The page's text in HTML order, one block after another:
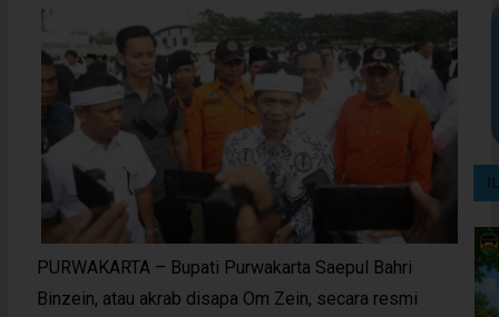
PURWAKARTA – Bupati Purwakarta Saepul Bahri
Binzein, atau akrab disapa Om Zein, secara resmi